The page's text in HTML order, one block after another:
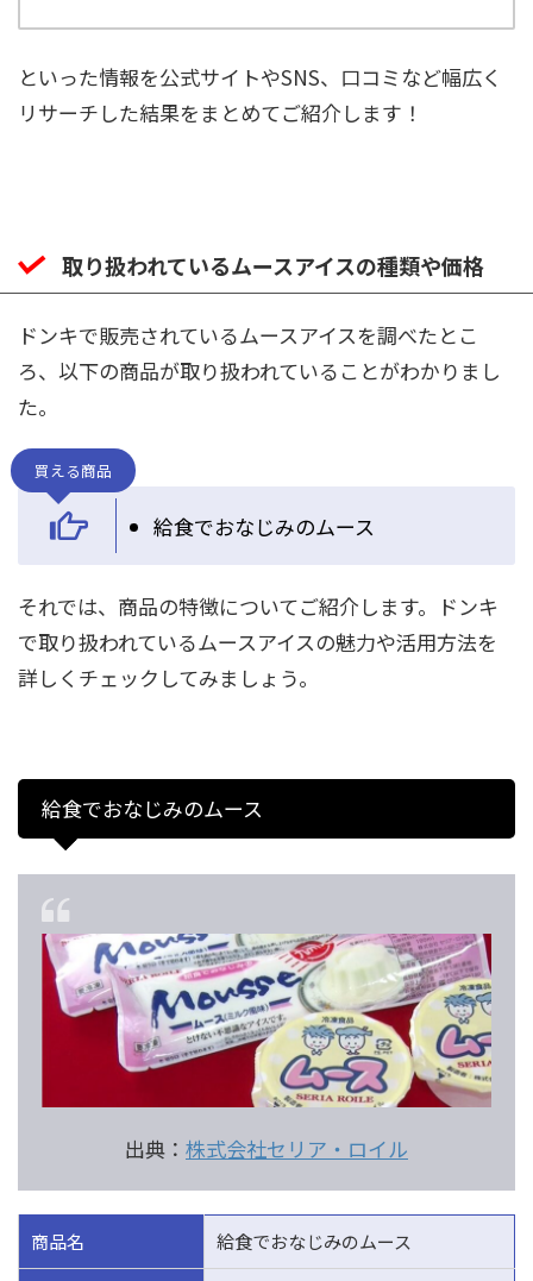
といった情報を公式サイトやSNS、口コミなど幅広く
リサーチした結果をまとめてご紹介します！
取り扱われているムースアイスの種類や価格
ドンキで販売されているムースアイスを調べたとこ
ろ、以下の商品が取り扱われていることがわかりまし
た。
買える商品
給食でおなじみのムース
それでは、商品の特徴についてご紹介します。ドンキ
で取り扱われているムースアイスの魅力や活用方法を
詳しくチェックしてみましょう。
給食でおなじみのムース
出典： 株式会社セリア・ロイル
商品名 給食でおなじみのムース